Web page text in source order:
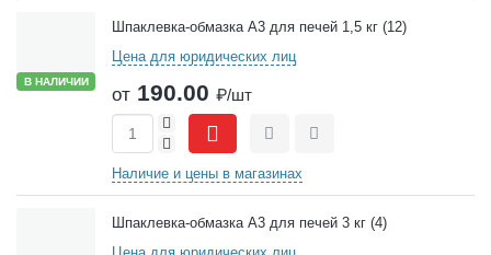
В НАЛИЧИИ
Шпаклевка-обмазка А3 для печей 1,5 кг (12)
Цена для юридических лиц
от 190.00 ₽/шт
-
+
СравнитьОтложить
Наличие и цены в магазинах
Шпаклевка-обмазка А3 для печей 3 кг (4)